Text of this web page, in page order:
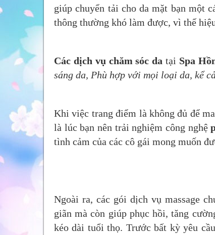
giúp chuyển tải cho da mặt bạn một
thông thường khó làm được, vì thế
Các dịch vụ chăm sóc datại Spa
sáng da, Phù hợp với mọi loại da, kể
Khi việc trang điểm là không đủ để
là lúc bạn nên trải nghiệm công nghệ
tình cảm của các cô gái mong muốn
Ngoài ra, các gói dịch vụ massage
giãn mà còn giúp phục hồi, tăng
kéo dài tuổi thọ. Trước bất kỳ yêu